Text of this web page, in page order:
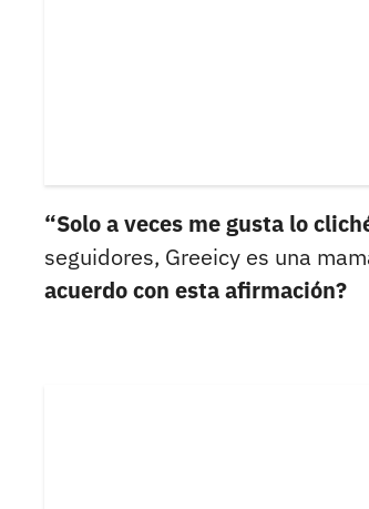
“Solo a veces me gusta lo
seguidores, Greeicy es una
acuerdo con esta afirmación?